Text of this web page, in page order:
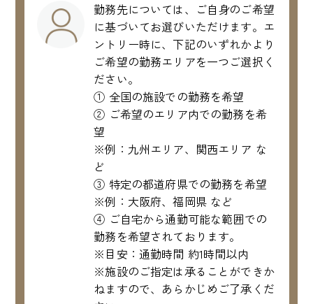
勤務先については、ご自身のご希望
に基づいてお選びいただけます。エ
ントリー時に、下記のいずれかより
ご希望の勤務エリアを一つご選択く
ださい。
① 全国の施設での勤務を希望
② ご希望のエリア内での勤務を希
望
※例：九州エリア、関西エリア な
ど
③ 特定の都道府県での勤務を希望
※例：大阪府、福岡県 など
④ ご自宅から通勤可能な範囲での
勤務を希望されております。
※目安：通勤時間 約1時間以内
※施設のご指定は承ることができか
ねますので、あらかじめご了承くだ